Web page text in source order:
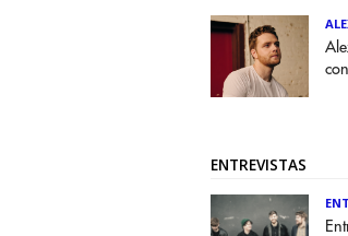
ENTREVISTAS